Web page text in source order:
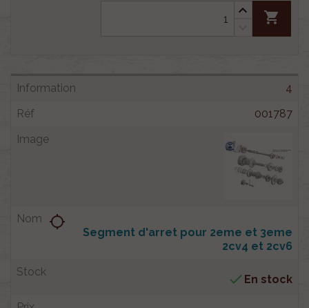
shopping_cart
4
001787
Segment d'arret pour 2eme et 3eme
2cv4 et 2cv6
location_searching
 En stock